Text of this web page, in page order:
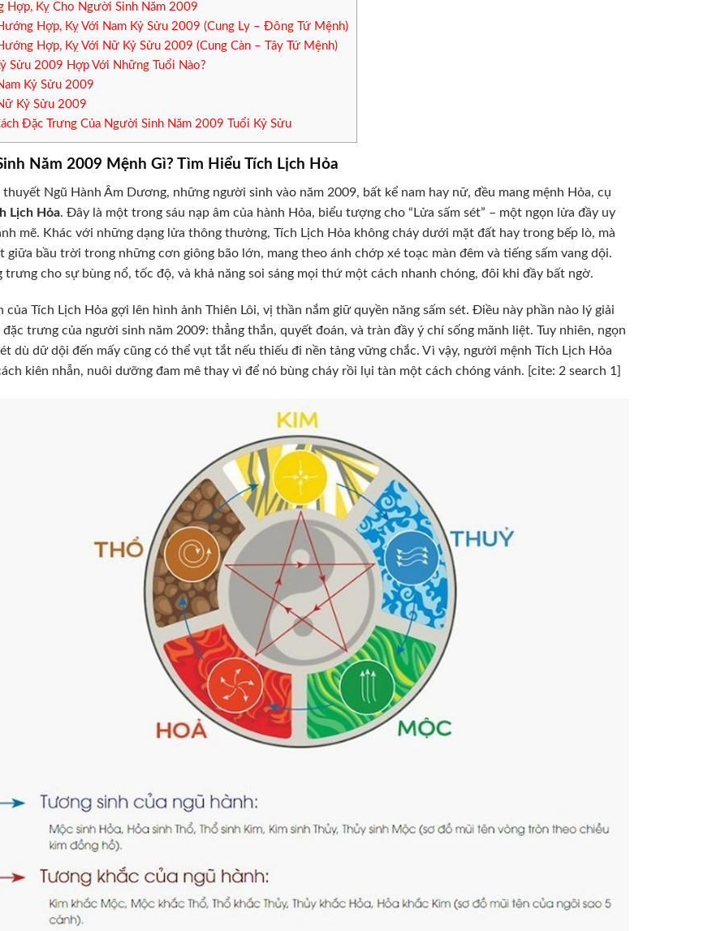
Hợp, Kỵ Cho Người Sinh Năm 2009
Hợp, Kỵ Với Nam Kỷ Sửu 2009 (Cung Ly – Đông Tứ Mệnh)
Hợp, Kỵ Với Nữ Kỷ Sửu 2009 (Cung Càn – Tây Tứ Mệnh)
Sửu 2009 Hợp Với Những Tuổi Nào?
Kỷ Sửu 2009
Kỷ Sửu 2009
Đặc Trưng Của Người Sinh Năm 2009 Tuổi Kỷ Sửu
Năm 2009 Mệnh Gì? Tìm Hiểu Tích Lịch Hỏa
thuyết Ngũ Hành Âm Dương, những người sinh vào năm 2009, bất kể nam hay nữ, đều mang mệnh Hỏa, cụ
Lịch Hỏa. Đây là một trong sáu nạp âm của hành Hỏa, biểu tượng cho “Lửa sấm sét” – một ngọn lửa đầy uy
mẽ. Khác với những dạng lửa thông thường, Tích Lịch Hỏa không cháy dưới mặt đất hay trong bếp lò, mà
giữa bầu trời trong những cơn giông bão lớn, mang theo ánh chớp xé toạc màn đêm và tiếng sấm vang dội.
trưng cho sự bùng nổ, tốc độ, và khả năng soi sáng mọi thứ một cách nhanh chóng, đôi khi đầy bất ngờ.
của Tích Lịch Hỏa gợi lên hình ảnh Thiên Lôi, vị thần nắm giữ quyền năng sấm sét. Điều này phần nào lý giải
trưng của người sinh năm 2009: thẳng thắn, quyết đoán, và tràn đầy ý chí sống mãnh liệt. Tuy nhiên, ngọn
dù dữ dội đến mấy cũng có thể vụt tắt nếu thiếu đi nền tảng vững chắc. Vì vậy, người mệnh Tích Lịch Hỏa
kiên nhẫn, nuôi dưỡng đam mê thay vì để nó bùng cháy rồi lụi tàn một cách chóng vánh. [cite: 2 search 1]